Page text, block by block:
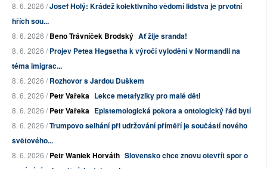
8. 6. 2026 /Josef Holý: Krádež kolektivního vědomí lidstva je prvotní
hřích sou...
8. 6. 2026 /Beno Trávníček Brodský Ať žije sranda!
8. 6. 2026 /Projev Petea Hegsetha k výročí vylodění v Normandii na
téma imigrac...
8. 6. 2026 /Rozhovor s Jardou Duškem
8. 6. 2026 /Petr Vařeka Lekce metafyziky pro malé děti
8. 6. 2026 /Petr Vařeka Epistemologická pokora a ontologický řád bytí
8. 6. 2026 /Trumpovo selhání při udržování příměří je součástí nového
světového...
8. 6. 2026 /Petr Waniek Horváth Slovensko chce znovu otevřít spor o